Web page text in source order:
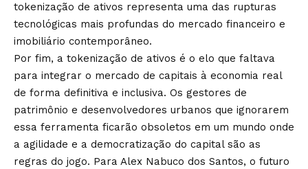
tokenização de ativos representa uma das rupturas
tecnológicas mais profundas do mercado financeiro e
imobiliário contemporâneo.
Por fim, a tokenização de ativos é o elo que faltava
para integrar o mercado de capitais à economia real
de forma definitiva e inclusiva. Os gestores de
patrimônio e desenvolvedores urbanos que ignorarem
essa ferramenta ficarão obsoletos em um mundo onde
a agilidade e a democratização do capital são as
regras do jogo. Para Alex Nabuco dos Santos, o futuro